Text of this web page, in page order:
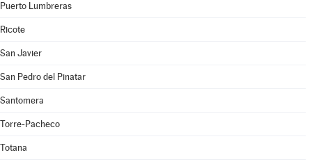
Puerto Lumbreras
Ricote
San Javier
San Pedro del Pinatar
Santomera
Torre-Pacheco
Totana